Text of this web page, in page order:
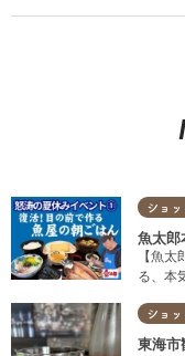
ショッ
魚太郎
【魚
る、本
ショッ
東海市